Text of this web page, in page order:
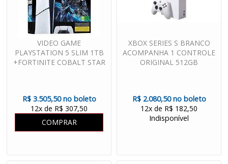
VIDEO GAME
PLAYSTATION 5 SLIM 1TB
+FORTINITE COBALT STAR
R$ 3.505,50 no boleto
12x de R$ 307,50
COMPRAR
XBOX SERIES S BRANCO
ACOMPANHA 1 CONTROLE
ORIGINAL 512GB
R$ 2.080,50 no boleto
12x de R$ 182,50
Indisponível